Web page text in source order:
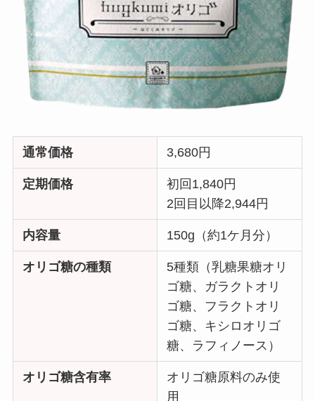
通常価格 3,680円
定期価格
初回1,840円
2回目以降2,944円
内容量 150g（約1ケ月分）
オリゴ糖の種類
5種類（乳糖果糖オリ
ゴ糖、ガラクトオリ
ゴ糖、フラクトオリ
ゴ糖、キシロオリゴ
糖、ラフィノース）
オリゴ糖含有率
オリゴ糖原料のみ使
用